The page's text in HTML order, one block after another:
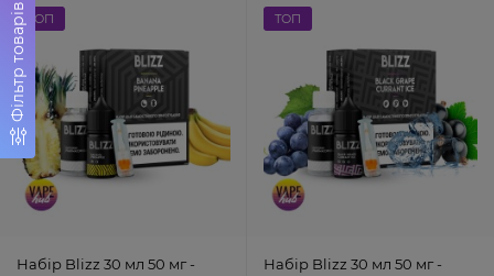
Фільтр товарів ТОП
Набір Blizz 30 мл 50 мг -
ТОП
Набір Blizz 30 мл 50 мг -